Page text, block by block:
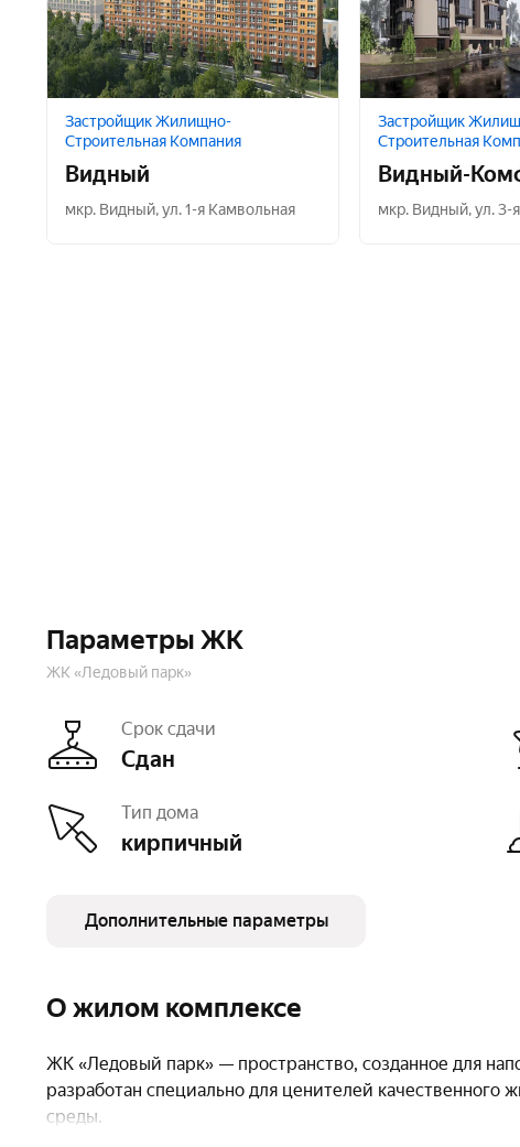
Застройщик Жилищно-
Строительная Компания
Видный
мкр. Видный,ул. 1-я Камвольная
Застройщик
Строительная
Видный-
мкр. Видный,ул. 3-
Параметры ЖК
ЖК «Ледовый парк»
Срок сдачи
Сдан
Тип дома
кирпичный
Очереди
1 Число квартир
Дополнительные параметры
О жилом комплексе
ЖК «Ледовый парк» — пространство, созданное для
разработан специально для ценителей качественного
среды.